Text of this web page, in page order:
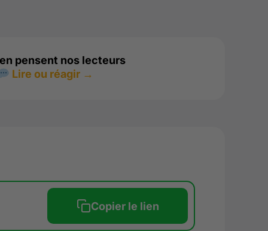
pensent nos lecteurs
Lire ou réagir →
Copier le lien